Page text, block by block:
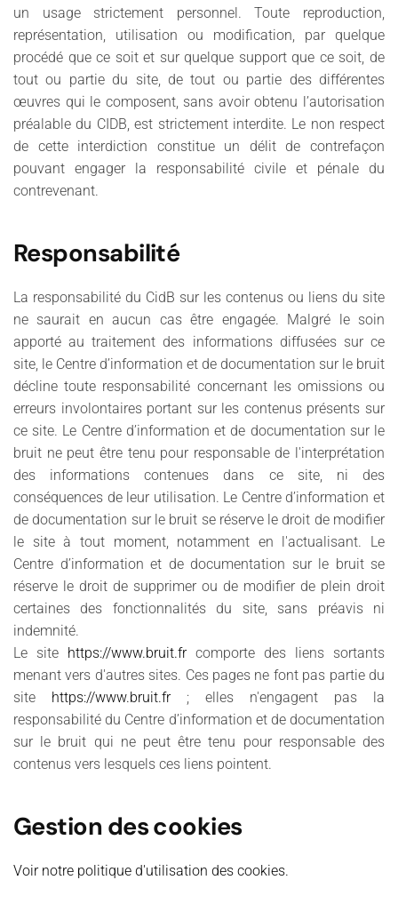
un usage strictement personnel. Toute reproduction,
représentation, utilisation ou modification, par quelque
procédé que ce soit et sur quelque support que ce soit, de
tout ou partie du site, de tout ou partie des différentes
œuvres qui le composent, sans avoir obtenu l’autorisation
préalable du CIDB, est strictement interdite. Le non respect
de cette interdiction constitue un délit de contrefaçon
pouvant engager la responsabilité civile et pénale du
contrevenant.
Responsabilité
La responsabilité du CidB sur les contenus ou liens du site
ne saurait en aucun cas être engagée. Malgré le soin
apporté au traitement des informations diffusées sur ce
site, le Centre d’information et de documentation sur le bruit
décline toute responsabilité concernant les omissions ou
erreurs involontaires portant sur les contenus présents sur
ce site. Le Centre d’information et de documentation sur le
bruit ne peut être tenu pour responsable de l'interprétation
des informations contenues dans ce site, ni des
conséquences de leur utilisation. Le Centre d’information et
de documentation sur le bruit se réserve le droit de modifier
le site à tout moment, notamment en l'actualisant. Le
Centre d’information et de documentation sur le bruit se
réserve le droit de supprimer ou de modifier de plein droit
certaines des fonctionnalités du site, sans préavis ni
indemnité.
Le site https://www.bruit.frcomporte des liens sortants
menant vers d'autres sites. Ces pages ne font pas partie du
site https://www.bruit.fr; elles n'engagent pas la
responsabilité du Centre d’information et de documentation
sur le bruit qui ne peut être tenu pour responsable des
contenus vers lesquels ces liens pointent.
Gestion des cookies
Voir notre politique d'utilisation des cookies.